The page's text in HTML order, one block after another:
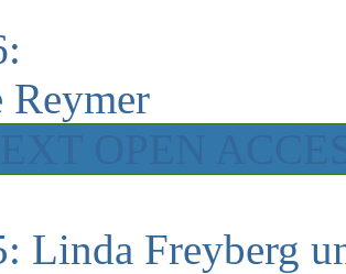
Reymer
Linda Freyberg